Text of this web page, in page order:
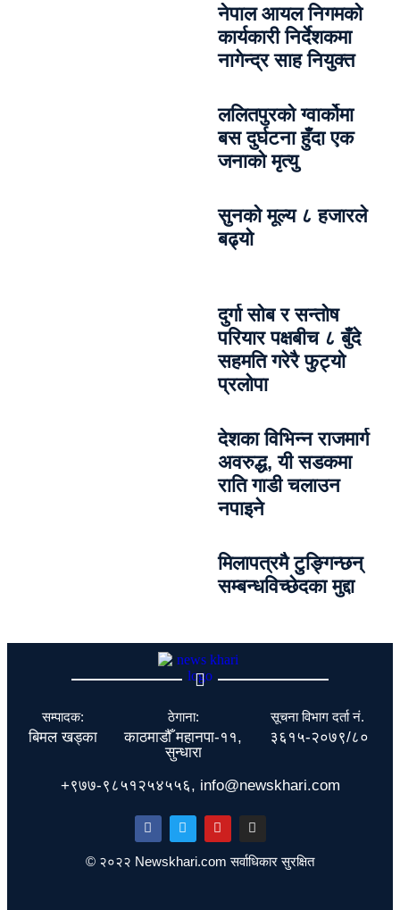
नेपाल आयल निगमको
कार्यकारी निर्देशकमा
नागेन्द्र साह नियुक्त
ललितपुरको ग्वार्कोमा
बस दुर्घटना हुँदा एक
जनाको मृत्यु
सुनको मूल्य ८ हजारले
बढ्यो
दुर्गा सोब र सन्तोष
परियार पक्षबीच ८ बुँदे
सहमति गरेरै फुट्यो
प्रलोपा
देशका विभिन्न राजमार्ग
अवरुद्ध, यी सडकमा
राति गाडी चलाउन
नपाइने
मिलापत्रमै टुङ्गिन्छन्
सम्बन्धविच्छेदका मुद्दा
सम्पादक:
बिमल खड्का
ठेगाना:
काठमाडौँ महानपा-११,
सुन्धारा
सूचना विभाग दर्ता नं.
३६१५-२०७९/८०
+९७७-९८५१२५४५५६, info@newskhari.com
© २०२२ Newskhari.com सर्वाधिकार सुरक्षित